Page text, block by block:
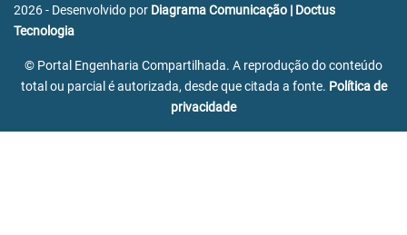
2026 - Desenvolvido por Diagrama Comunicação | Doctus
Tecnologia
© Portal Engenharia Compartilhada. A reprodução do conteúdo
total ou parcial é autorizada, desde que citada a fonte. Política de
privacidade